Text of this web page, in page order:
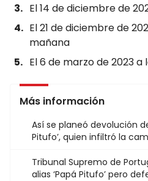
El 14 de diciembre de
El 21 de diciembre de
mañana
El 6 de marzo de 2023 a
Más información
Así se planeó devolución
Pitufo’, quien infiltró la
Tribunal Supremo de
alias ‘Papá Pitufo’ pero